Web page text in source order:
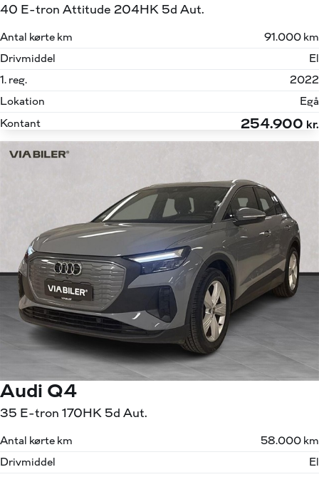
40 E-tron Attitude 204HK 5d Aut.
Antal kørte km
91.000 km
Drivmiddel
El
1. reg.
2022
Lokation
Egå
Kontant
254.900 kr.
Audi Q4
35 E-tron 170HK 5d Aut.
Antal kørte km
58.000 km
Drivmiddel
El